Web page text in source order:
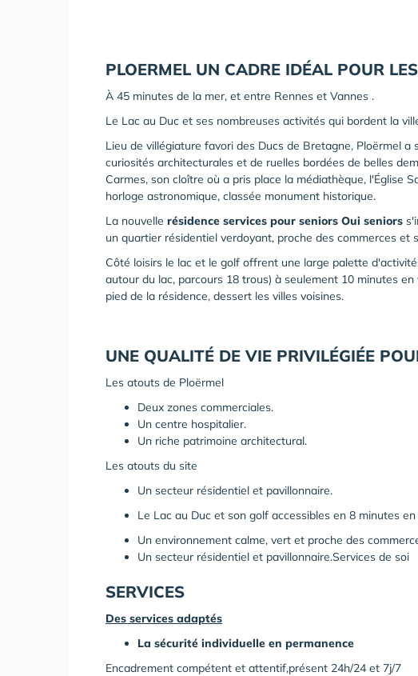
PLOERMEL UN CADRE IDÉAL POUR LES
À 45 minutes de la mer, et entre Rennes et Vannes .
Le Lac au Duc et ses nombreuses activités qui bordent la
Lieu de villégiature favori des Ducs de Bretagne, Ploërmel
curiosités architecturales et de ruelles bordées de belles
Carmes, son cloître où a pris place la médiathèque, l'Église
horloge astronomique, classée monument historique.
La nouvelle résidence services pour seniors Oui seniors
un quartier résidentiel verdoyant, proche des commerces et
Côté loisirs le lac et le golf offrent une large palette
autour du lac, parcours 18 trous) à seulement 10 minutes
pied de la résidence, dessert les villes voisines.
UNE QUALITÉ DE VIE PRIVILÉGIÉE
Les atouts de Ploërmel
Deux zones commerciales.
Un centre hospitalier.
Un riche patrimoine architectural.
Les atouts du site
Un secteur résidentiel et pavillonnaire.
Le Lac au Duc et son golf accessibles en 8 minutes
Un environnement calme, vert et proche des
Un secteur résidentiel et pavillonnaire.Services de soi
SERVICES
Des services adaptés
La sécurité individuelle en permanence
Encadrement compétent et attentif,présent 24h/24 et 7j/7